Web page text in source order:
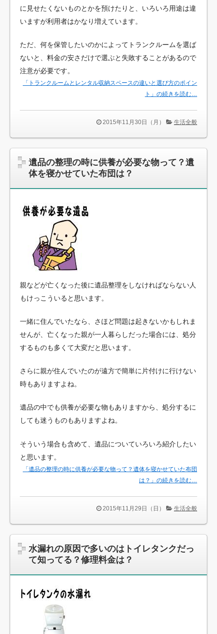
に見せたくないものとかを預けたりと、いろいろ用途は違
いますが利用者はかなり増えています。
ただ、何を保管したいのかによってトランクルームを選ば
ないと、料金の安さだけで選ぶと失敗することがあるので
注意が必要です。
「トランクルームとレンタル収納スペースの違いと選び方のポイン
ト」の続きを読む…
2015年11月30日（月） 生活全般
遺品の整理の時に供養が必要な物って？遺
体を寝かせていた布団は？
親などが亡くなった後に遺品整理をしなければならない人
もけっこういると思います。
一緒に住んでいたなら、さほど問題は起きないかもしれま
せんが、亡くなった親が一人暮らしだった場合には、処分
するものも多くて大変だと思います。
さらに親が住んでいたのが遠方で簡単に片付けに行けない
時もありますよね。
遺品の中でも供養が必要な物もありますから、処分するに
しても迷うものもありますよね。
そういう場合も含めて、遺品についていろいろ紹介したい
と思います。
「遺品の整理の時に供養が必要な物って？遺体を寝かせていた布団
は？」の続きを読む…
2015年11月29日（日） 生活全般
水漏れの原因で多いのはトイレタンクだっ
て知ってる？修理料金は？